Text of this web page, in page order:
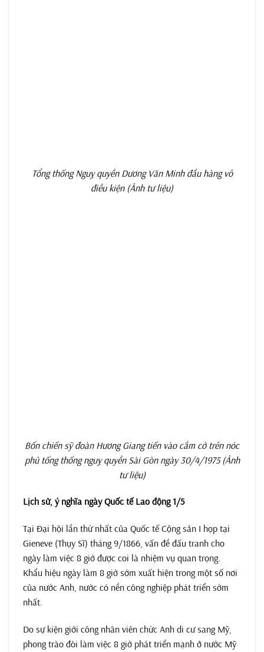
Tổng thống Nguỵ quyền Dương Văn Minh đầu hàng vô
điều kiện (Ảnh tư liệu)
Bốn chiến sỹ đoàn Hương Giang tiến vào cắm cờ trên nóc
phủ tống thống nguỵ quyền Sài Gòn ngày 30/4/1975 (Ảnh
tư liệu)
Lịch sử, ý nghĩa ngày Quốc tế Lao động 1/5
Tại Đại hội lần thứ nhất của Quốc tế Cộng sản I họp tại
Gieneve (Thụy Sĩ) tháng 9/1866, vấn đề đấu tranh cho
ngày làm việc 8 giờ được coi là nhiệm vụ quan trọng.
Khẩu hiệu ngày làm 8 giờ sớm xuất hiện trong một số nơi
của nước Anh, nước có nền công nghiệp phát triển sớm
nhất.
Do sự kiện giới công nhân viên chức Anh di cư sang Mỹ,
phong trào đòi làm việc 8 giờ phát triển mạnh ở nước Mỹ